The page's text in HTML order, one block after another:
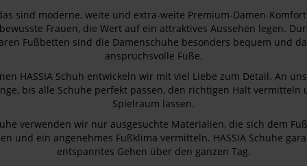
sind moderne, weite und extra-weite Premium-Damen-
Frauen, die Wert auf ein attraktives Aussehen legen.
Fußbetten sind die Damenschuhe besonders bequem und
anspruchsvolle Füße.
HASSIA Schuh entwickeln wir mit viel Liebe zum Detail. An
bis alle Schuhe perfekt passen, den richtigen Halt vermitteln
Spielraum lassen.
verwenden wir nur ausgesuchte Materialien, die sich dem
und ein angenehmes Fußklima vermitteln. HASSIA Schuhe
entspanntes Gehen über den ganzen Tag.